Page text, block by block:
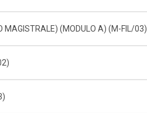
MAGISTRALE) (MODULO A) (M-FIL/03)